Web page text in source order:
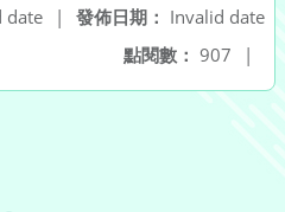
發佈日期： Invalid date
date
|
點閱數： 907 |